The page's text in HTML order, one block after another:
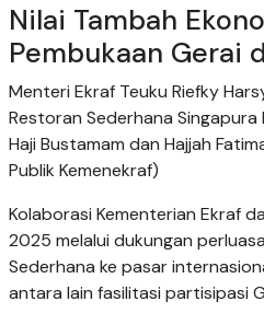
Nilai Tambah
Pembukaan Gerai
Menteri Ekraf Teuku Riefky
Restoran Sederhana
Haji Bustamam dan Hajjah
Publik Kemenekraf)
Kolaborasi Kementerian Ekraf
2025 melalui dukungan
Sederhana ke pasar
antara lain fasilitasi partisipasi